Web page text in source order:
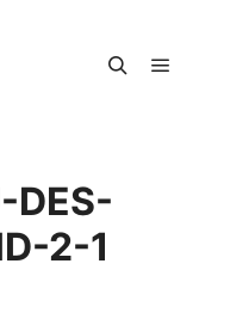
DES-
2-1